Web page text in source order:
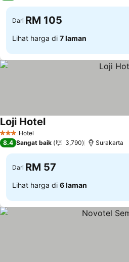
Dari RM 105
Lihat harga di 7 laman
3 BintangHotel
Loji HotelLihat harga
8.4 Sangat baik 3,790 Surakarta
Dari RM 57
Lihat harga di 6 laman